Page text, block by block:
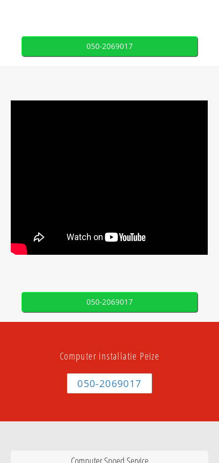
050-2069017
050-2069017
Computer installatie Peize
050-2069017